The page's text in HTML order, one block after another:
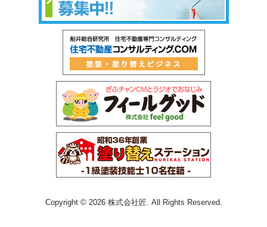
Copyright © 2026 株式会社匠. All Rights Reserved.